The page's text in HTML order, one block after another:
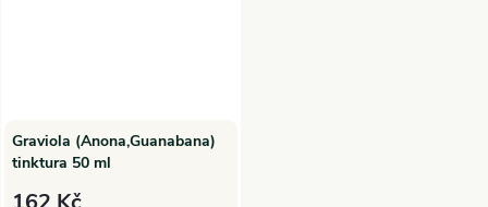
Graviola (Anona,Guanabana)
tinktura 50 ml